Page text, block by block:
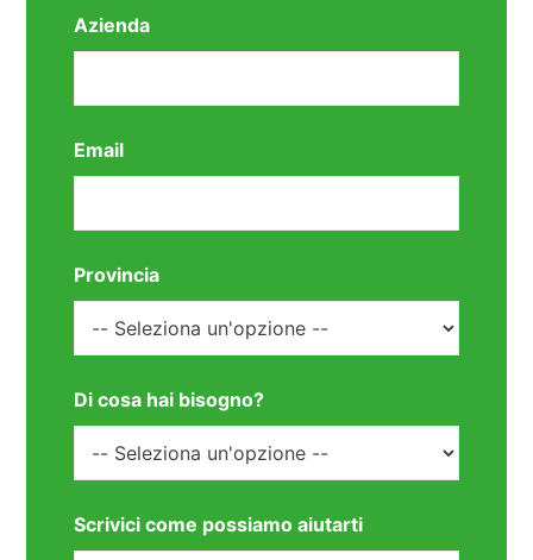
Azienda
Email
Provincia
Di cosa hai bisogno?
Scrivici come possiamo aiutarti